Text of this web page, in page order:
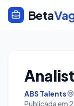
Beta
ABS Talents
Publicada em